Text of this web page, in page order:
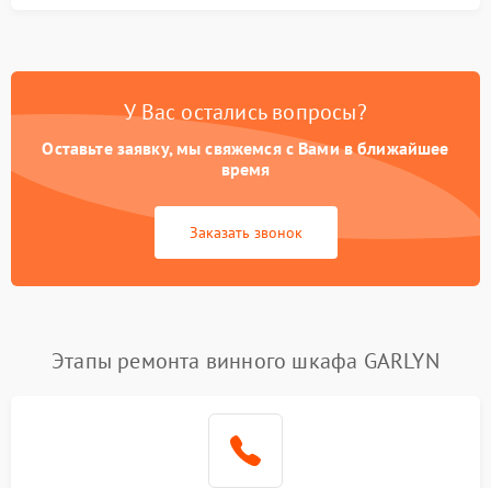
У Вас остались вопросы?
Оставьте заявку, мы свяжемся с Вами в ближайшее
время
Заказать звонок
Этапы ремонта винного шкафа GARLYN